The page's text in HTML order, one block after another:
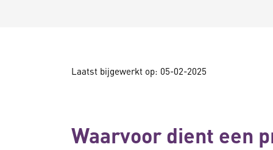
Laatst bijgewerkt op: 05-02-2025
Waarvoor dient een